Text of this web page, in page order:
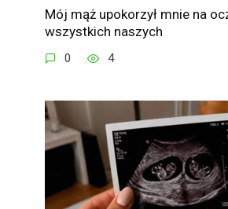
Mój mąż upokorzył mnie na
wszystkich naszych
0 4